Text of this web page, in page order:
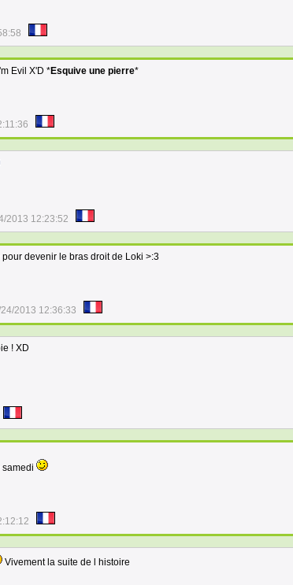
Evil X'D *Esquive une pierre*
2013 12:23:52
devenir le bras droit de Loki >:3
2013 12:36:33
! XD
samedi
Vivement la suite de l histoire